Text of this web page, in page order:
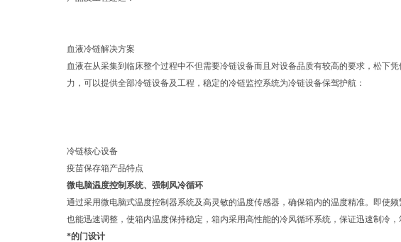
血液冷链解决方案
血液在从采集到临床整个过程中不但需要冷链设备而且对设备品质有较高的要求，松下
力，可以提供全部冷链设备及工程，稳定的冷链监控系统为冷链设备保驾护航：
冷链核心设备
疫苗保存箱产品特点
微电脑温度控制系统、强制风冷循环
通过采用微电脑式温度控制器系统及高灵敏的温度传感器，确保箱内的温度精准。即使
也能迅速调整，使箱内温度保持稳定，箱内采用高性能的冷风循环系统，保证迅速制冷，
*的门设计